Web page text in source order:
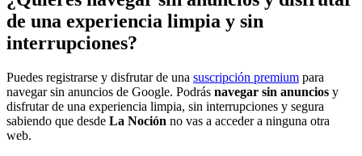
de una experiencia limpia y sin
interrupciones?
Puedes registrarse y disfrutar de una suscripción premium para
navegar sin anuncios de Google. Podrás navegar sin anuncios y
disfrutar de una experiencia limpia, sin interrupciones y segura
sabiendo que desde La Noción no vas a acceder a ninguna otra
web.